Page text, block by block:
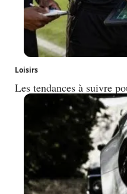
Loisirs
Les tendances à suivre